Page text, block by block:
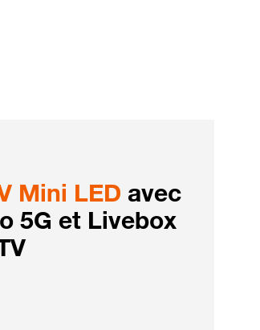
Mini LED avec
5G et Livebox